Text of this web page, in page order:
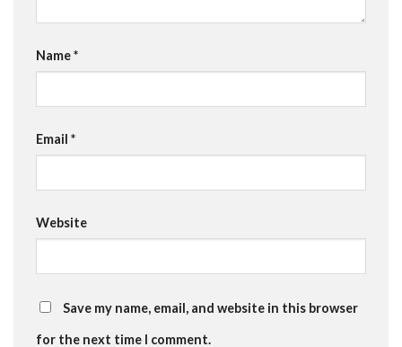
Name*
Email *
Website
Save my name, email, and website in this browser
for the next time I comment.